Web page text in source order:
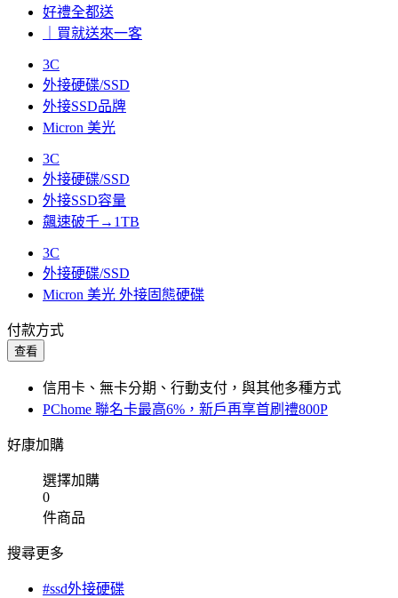
好禮全都送
｜買就送來一客
3C
外接硬碟/SSD
外接SSD品牌
Micron 美光
3C
外接硬碟/SSD
外接SSD容量
飆速破千→1TB
3C
外接硬碟/SSD
Micron 美光 外接固態硬碟
付款方式
查看
信用卡、無卡分期、行動支付，與其他多種方式
PChome 聯名卡最高6%，新戶再享首刷禮800P
好康加購
選擇加購
0
件商品
搜尋更多
#ssd外接硬碟